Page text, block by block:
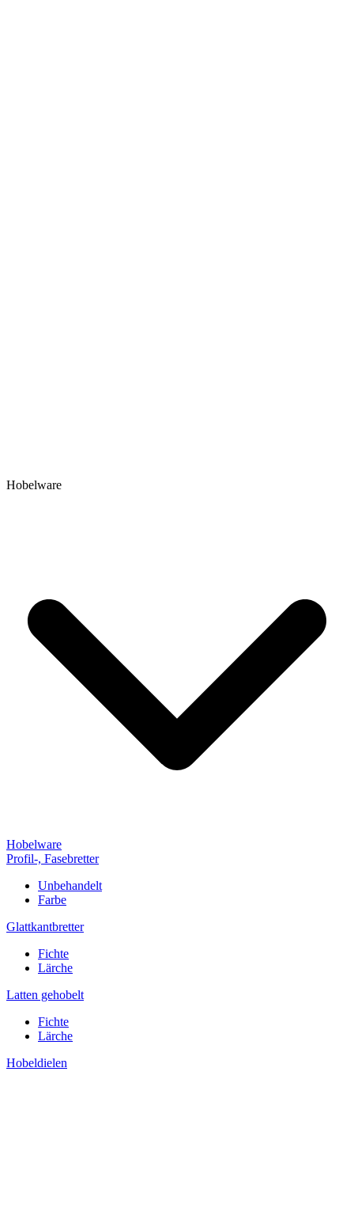
Hobelware
Hobelware
Profil-, Fasebretter
Unbehandelt
Farbe
Glattkantbretter
Fichte
Lärche
Latten gehobelt
Fichte
Lärche
Hobeldielen